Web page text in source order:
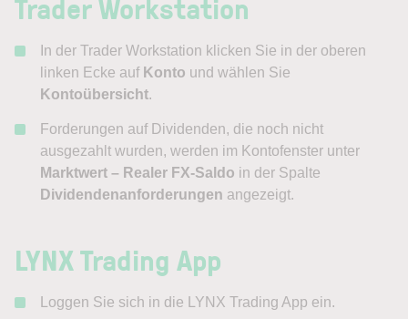
In der Trader Workstation klicken Sie in der oberen
linken Ecke auf Konto und wählen Sie
Kontoübersicht.
Forderungen auf Dividenden, die noch nicht
ausgezahlt wurden, werden im Kontofenster unter
Marktwert – Realer FX-Saldo in der Spalte
Dividendenanforderungen angezeigt.
LYNX Trading App
Loggen Sie sich in die LYNX Trading App ein.